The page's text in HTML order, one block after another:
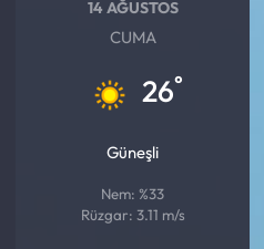
14 AĞUSTOS
CUMA
26°
Güneşli
Nem: %33
Rüzgar: 3.11 m/s